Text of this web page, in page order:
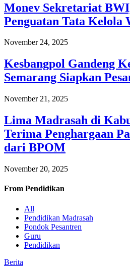
Monev Sekretariat
Penguatan Tata Kelola
November 24, 2025
Kesbangpol Gandeng
Semarang Siapkan
November 21, 2025
Lima Madrasah di
Terima Penghargaan
dari BPOM
November 20, 2025
From Pendidikan
All
Pendidikan Madrasah
Pondok Pesantren
Guru
Pendidikan
Berita